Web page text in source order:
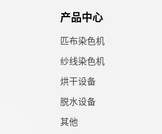
产品中心
匹布染色机
纱线染色机
烘干设备
脱水设备
其他